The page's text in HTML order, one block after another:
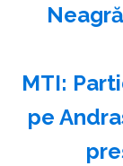
MTI:
pe